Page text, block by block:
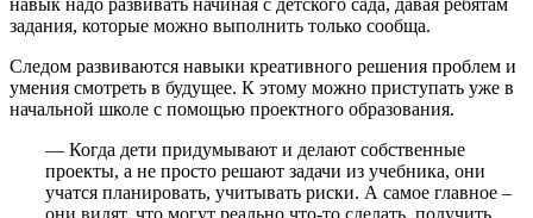
задания, которые можно выполнить только сообща.
Следом развиваются навыки креативного решения проблем и
умения смотреть в будущее. К этому можно приступать уже в
начальной школе с помощью проектного образования.
— Когда дети придумывают и делают собственные
проекты, а не просто решают задачи из учебника, они
учатся планировать, учитывать риски. А самое главное –
они видят, что могут реально что-то сделать, получить